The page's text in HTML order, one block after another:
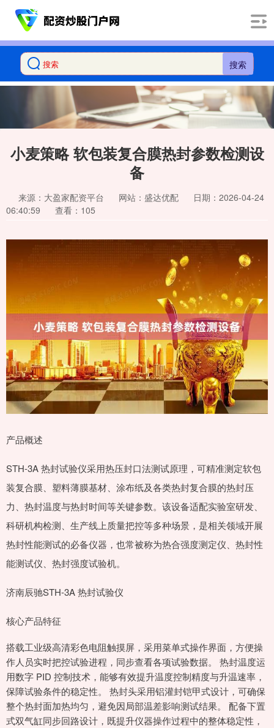
搜索
小麦策略 软包装复合膜热封参数检测设
备
来源：大盈家配资平台 网站：盛达优配
日期：2026-04-24
06:40:59
查看：105
产品概述
STH-3A 热封试验仪采用热压封口法测试原理，可精准测定软包
装复合膜、塑料薄膜基材、涂布纸及各类热封复合膜的热封压
力、热封温度与热封时间等关键参数。该设备适配实验室研发、
科研机构检测、生产线上质量把控等多种场景，是相关领域开展
热封性能测试的必备仪器，也常被称为热合强度测定仪、热封性
能测试仪、热封强度试验机。
济南辰驰STH-3A 热封试验仪
核心产品特征
搭载工业级高清彩色电阻触摸屏，采用菜单式操作界面，方便操
作人员实时把控试验进程，同步查看各项试验数据。 热封温度运
用数字 PID 控制技术，能够有效提升温度控制精度与升温速率，
保障试验条件的稳定性。 热封头采用铝灌封铠甲式设计，可确保
整个热封面加热均匀，避免因局部温差影响测试结果。 配备下置
式双气缸同步回路设计，既提升仪器操作过程中的整体稳定性，